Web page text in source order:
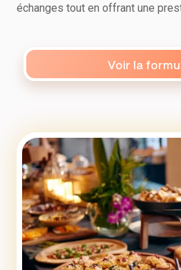
échanges tout en offrant une
Voir la